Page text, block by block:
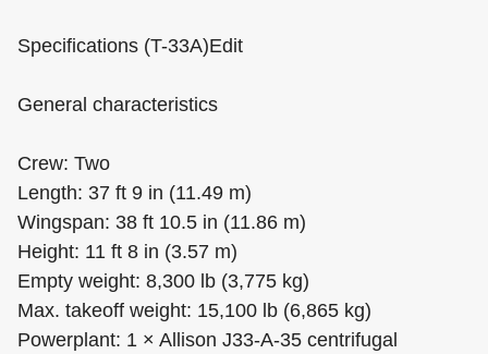
Specifications (T-33A)Edit
General characteristics
Crew: Two
Length: 37 ft 9 in (11.49 m)
Wingspan: 38 ft 10.5 in (11.86 m)
Height: 11 ft 8 in (3.57 m)
Empty weight: 8,300 lb (3,775 kg)
Max. takeoff weight: 15,100 lb (6,865 kg)
Powerplant: 1 × Allison J33-A-35 centrifugal